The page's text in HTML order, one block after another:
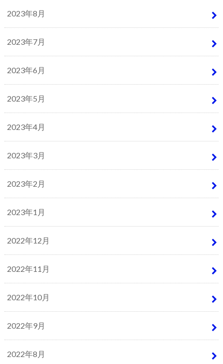
2023年8月
2023年7月
2023年6月
2023年5月
2023年4月
2023年3月
2023年2月
2023年1月
2022年12月
2022年11月
2022年10月
2022年9月
2022年8月